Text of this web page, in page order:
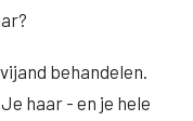
behandelen.
haar - en je hele